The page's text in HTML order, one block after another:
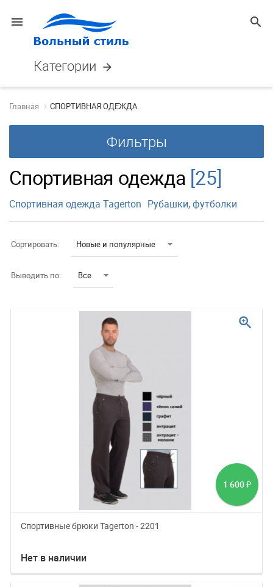
menu search
Категории arrow_forward
Главная СПОРТИВНАЯ ОДЕЖДА
Фильтры
Спортивная одежда [25]
Спортивная одежда Tagerton Рубашки, футболки
Сортировать: Новые и популярные
Выводить по: Все
1 600 ₽
Спортивные брюки Tagerton - 2201
Нет в наличии
zoom_in